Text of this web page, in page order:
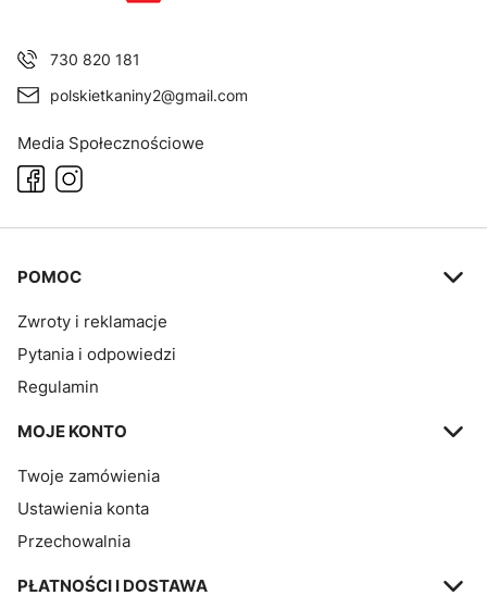
730 820 181
polskietkaniny2@gmail.com
Media Społecznościowe
Linki w stopce
POMOC
Zwroty i reklamacje
Pytania i odpowiedzi
Regulamin
MOJE KONTO
Twoje zamówienia
Ustawienia konta
Przechowalnia
PŁATNOŚCI I DOSTAWA